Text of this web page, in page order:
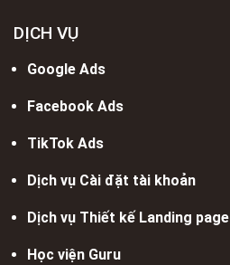
DỊCH VỤ
Google Ads
Facebook Ads
TikTok Ads
Dịch vụ Cài đặt tài khoản
Dịch vụ Thiết kế Landing page
Học viện Guru